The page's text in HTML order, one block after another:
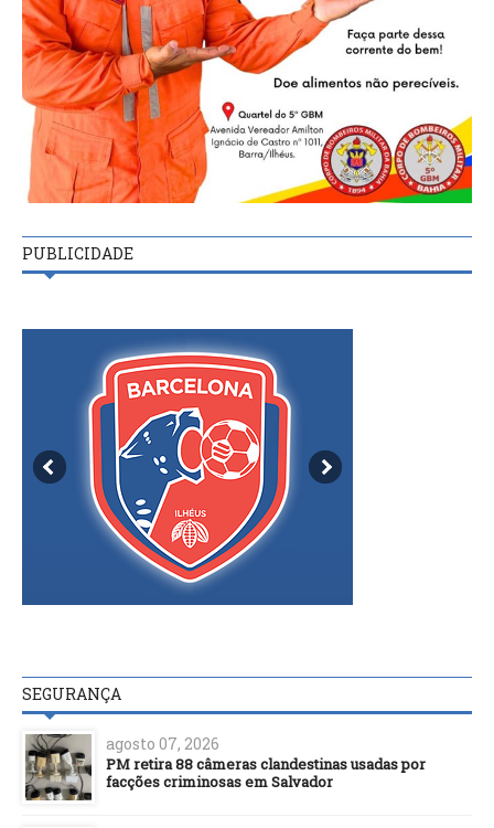
PUBLICIDADE
SEGURANÇA
agosto 07, 2026
PM retira 88 câmeras clandestinas usadas por
facções criminosas em Salvador